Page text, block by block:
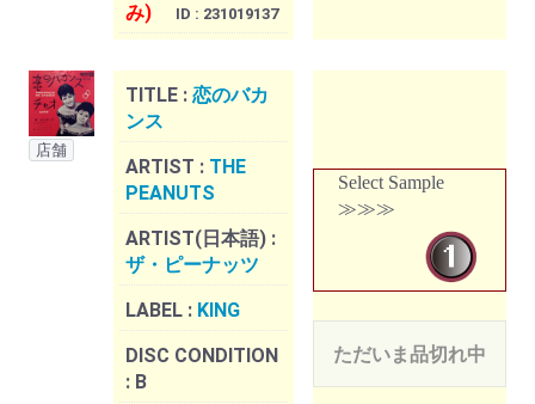
み)
ID : 231019137
店舗
TITLE : 恋のバカ
ンス
ARTIST : THE
PEANUTS
ARTIST(日本語) :
ザ・ピーナッツ
LABEL : KING
DISC CONDITION
: B
Select Sample
≫≫≫
ただいま品切れ中